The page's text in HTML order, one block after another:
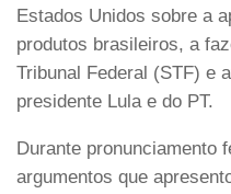
Estados Unidos sobre a
produtos brasileiros, a
Tribunal Federal (STF) e
presidente Lula e do PT.
Durante pronunciamento
argumentos que